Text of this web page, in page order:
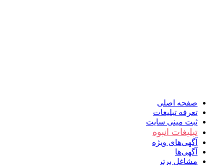
صفحه اصلی
تعرفه تبلیغات
ثبت مینی سایت
تبلیغات انبوه
آگهی‌های ویژه
آگهی‌ها
مشاغل برتر